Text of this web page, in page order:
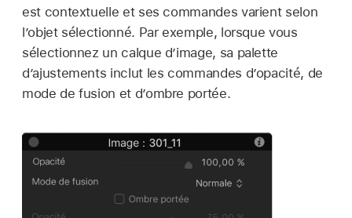
est contextuelle et ses commandes varient selon
lʼobjet sélectionné. Par exemple, lorsque vous
sélectionnez un calque d’image, sa palette
dʼajustements inclut les commandes d’opacité, de
mode de fusion et d’ombre portée.